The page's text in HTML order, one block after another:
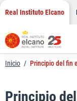
Saltar
contenido
Real Instituto Elcano
Inicio / Principio del fin
Principio